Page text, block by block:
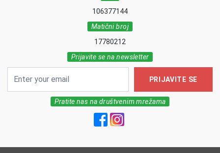
106377144
Matični broj
17780212
Prijavite se na newsletter
PRIJAVITE SE
Pratite nas na društvenim mrežama